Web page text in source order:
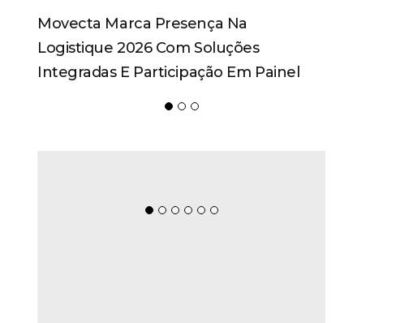
Governança